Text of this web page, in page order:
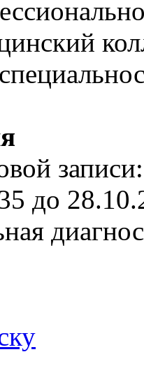
записи:
до